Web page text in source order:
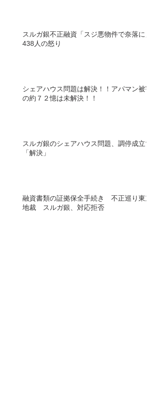
スルガ銀不正融資「スジ悪物件で奈落に」
438人の怒り
シェアハウス問題は解決！！アパマン被害
の約７２憶は未解決！！
スルガ銀のシェアハウス問題、調停成立で
「解決」
融資書類の証拠保全手続き 不正巡り東京
地裁 スルガ銀、対応拒否